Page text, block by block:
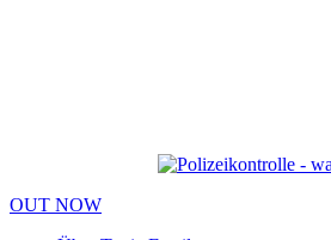
OUT NOW